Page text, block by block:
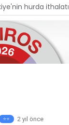
hurda ithalatı
⭐⭐️
2 yıl önce